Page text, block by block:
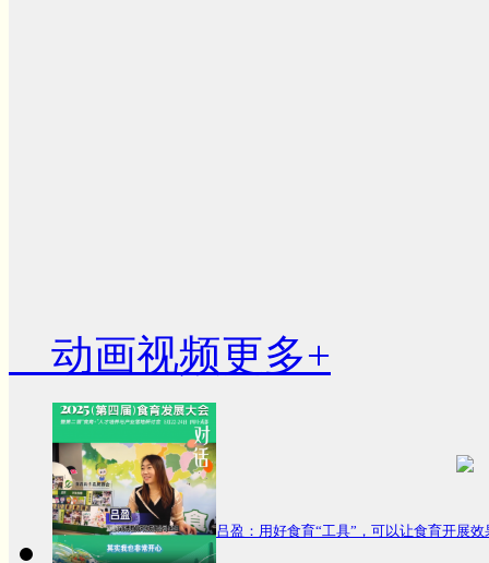
动画视频更多+
吕盈：用好食育“工具”，可以让食育开展